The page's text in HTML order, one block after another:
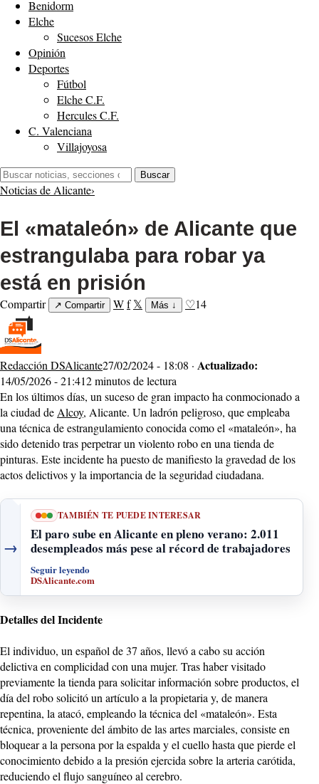
Benidorm
Elche
Sucesos Elche
Opinión
Deportes
Fútbol
Elche C.F.
Hercules C.F.
C. Valenciana
Villajoyosa
Buscar:
Buscar
Noticias de Alicante›
El «mataleón» de Alicante que
estrangulaba para robar ya
está en prisión
Compartir ↗ Compartir Wf 𝕏 Más ↓ ♡14
Redacción DSAlicante27/02/2024 - 18:08 · Actualizado:
14/05/2026 - 21:412 minutos de lectura
En los últimos días, un suceso de gran impacto ha conmocionado a
la ciudad deAlcoy, Alicante. Un ladrón peligroso, que empleaba
una técnica de estrangulamiento conocida como el «mataleón», ha
sido detenido tras perpetrar un violento robo en una tienda de
pinturas. Este incidente ha puesto de manifiesto la gravedad de los
actos delictivos y la importancia de la seguridad ciudadana.
→
TAMBIÉN TE PUEDE INTERESAR
El paro sube en Alicante en pleno verano: 2.011
desempleados más pese al récord de trabajadores
Seguir leyendo
DSAlicante.com
Detalles del Incidente
El individuo, un español de 37 años, llevó a cabo su acción
delictiva en complicidad con una mujer. Tras haber visitado
previamente la tienda para solicitar información sobre productos, el
día del robo solicitó un artículo a la propietaria y, de manera
repentina, la atacó, empleando la técnica del «mataleón». Esta
técnica, proveniente del ámbito de las artes marciales, consiste en
bloquear a la persona por la espalda y el cuello hasta que pierde el
conocimiento debido a la presión ejercida sobre la arteria carótida,
reduciendo el flujo sanguíneo al cerebro.